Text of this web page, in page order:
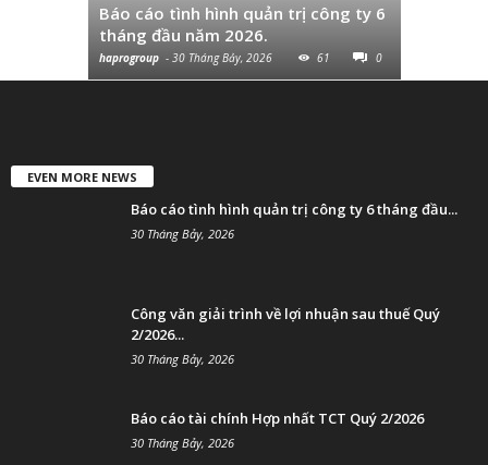
Báo cáo tình hình quản trị công ty 6
tháng đầu năm 2026.
haprogroup - 30 Tháng Bảy, 2026 61 0
EVEN MORE NEWS
Báo cáo tình hình quản trị công ty 6 tháng đầu...
30 Tháng Bảy, 2026
Công văn giải trình về lợi nhuận sau thuế Quý
2/2026...
30 Tháng Bảy, 2026
Báo cáo tài chính Hợp nhất TCT Quý 2/2026
30 Tháng Bảy, 2026